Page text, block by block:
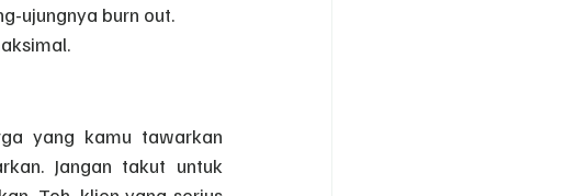
ujungnya burn out.
yang kamu tawarkan
Jangan takut untuk